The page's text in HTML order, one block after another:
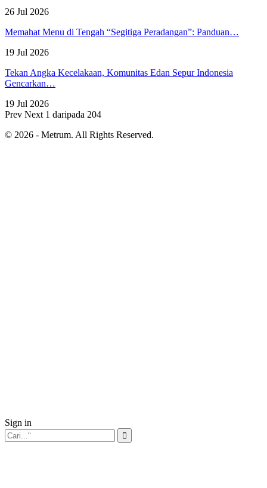
26 Jul 2026
Memahat Menu di Tengah “Segitiga Peradangan”: Panduan…
19 Jul 2026
Tekan Angka Kecelakaan, Komunitas Edan Sepur Indonesia
Gencarkan…
19 Jul 2026
Prev Next 1 daripada 204
© 2026 - Metrum. All Rights Reserved.
Sign in